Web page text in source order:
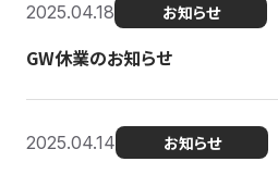
2025.04.18 お知らせ
GW休業のお知らせ
2025.04.14 お知らせ